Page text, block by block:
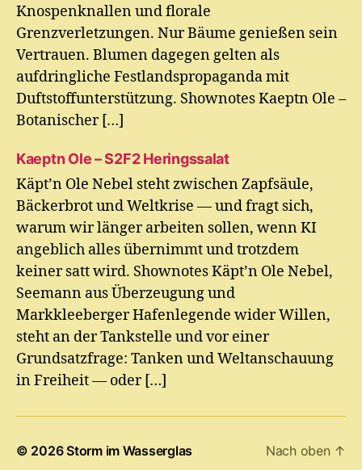
Knospenknallen und florale
Grenzverletzungen. Nur Bäume genießen sein
Vertrauen. Blumen dagegen gelten als
aufdringliche Festlandspropaganda mit
Duftstoffunterstützung. Shownotes Kaeptn Ole –
Botanischer […]
Kaeptn Ole – S2F2 Heringssalat
Käpt’n Ole Nebel steht zwischen Zapfsäule,
Bäckerbrot und Weltkrise — und fragt sich,
warum wir länger arbeiten sollen, wenn KI
angeblich alles übernimmt und trotzdem
keiner satt wird. Shownotes Käpt’n Ole Nebel,
Seemann aus Überzeugung und
Markkleeberger Hafenlegende wider Willen,
steht an der Tankstelle und vor einer
Grundsatzfrage: Tanken und Weltanschauung
in Freiheit — oder […]
© 2026Storm im Wasserglas Nach oben ↑